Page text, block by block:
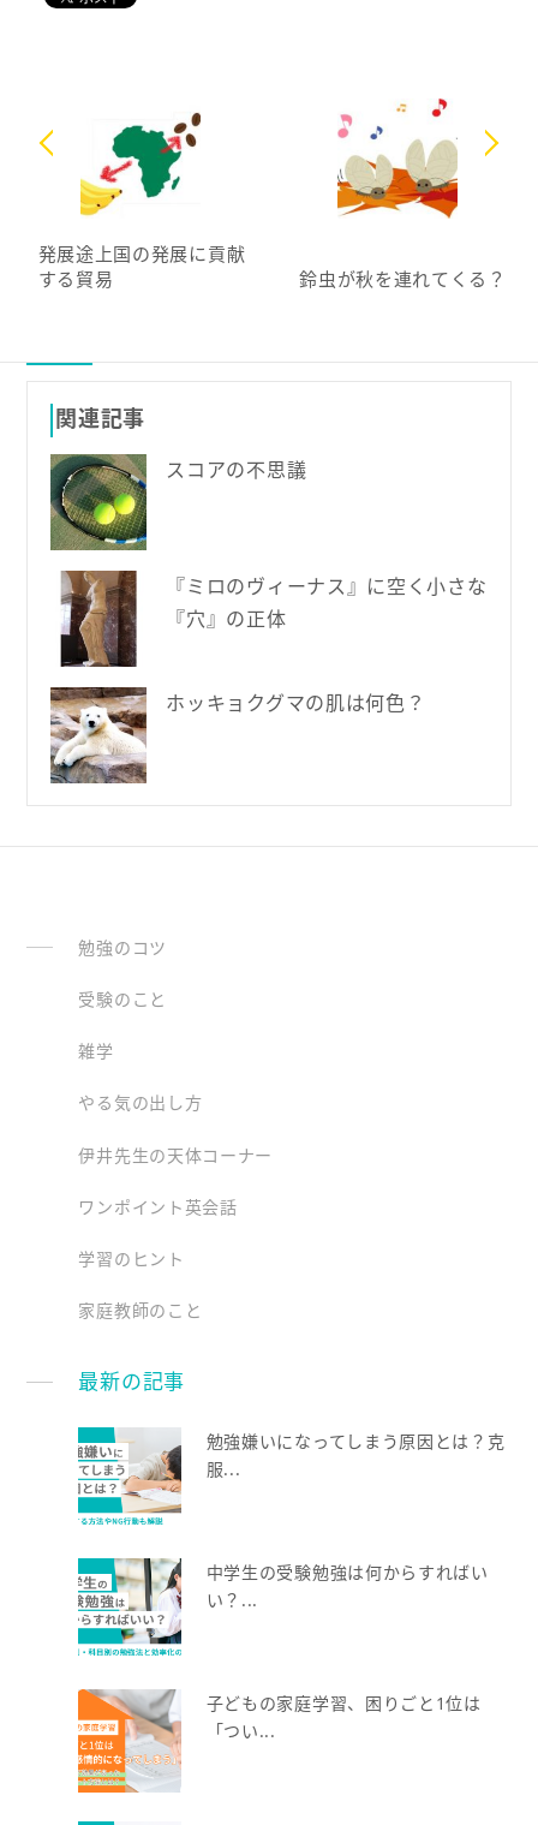
発展途上国の発展に貢献
する貿易
鈴虫が秋を連れてくる？
関連記事
スコアの不思議
『ミロのヴィーナス』に空く小さな
『穴』の正体
ホッキョクグマの肌は何色？
勉強のコツ
受験のこと
雑学
やる気の出し方
伊井先生の天体コーナー
ワンポイント英会話
学習のヒント
家庭教師のこと
最新の記事
勉強嫌いになってしまう原因とは？克
服...
中学生の受験勉強は何からすればい
い？...
子どもの家庭学習、困りごと1位は
「つい...